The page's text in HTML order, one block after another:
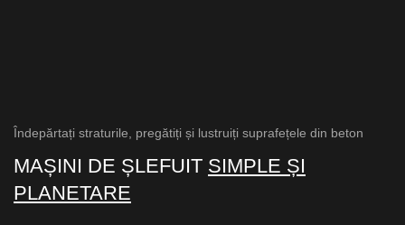
Îndepărtați straturile, pregătiți și lustruiți suprafețele din beton
MAȘINI DE ȘLEFUIT SIMPLE ȘI
PLANETARE